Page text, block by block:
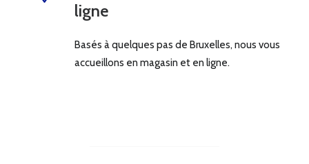
ligne
Basés à quelques pas de Bruxelles, nous vous
accueillons en magasin et en ligne.